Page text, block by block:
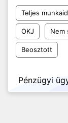
Teljes
OKJ Nem
Beosztott
Pénzügyi